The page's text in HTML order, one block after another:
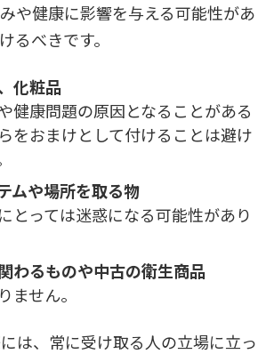
や健康に影響を与える可能性があ
るべきです。
化粧品
健康問題の原因となることがある
をおまけとして付けることは避け
ムや場所を取る物
とっては迷惑になる可能性があり
わるものや中古の衛生商品
ません。
は、常に受け取る人の立場に立っ